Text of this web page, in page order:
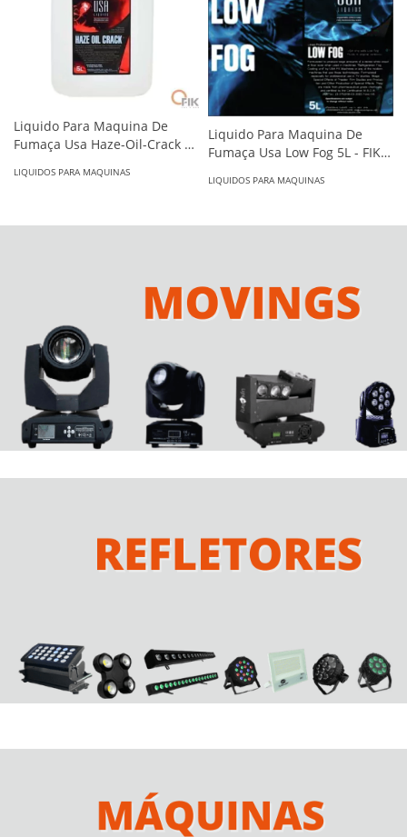
Liquido Para Maquina De
Fumaça Usa Haze-Oil-Crack 5
LIQUIDOS PARA MAQUINAS
Liquido Para Maquina De
Fumaça Usa Low Fog 5L - FIK/I
LIQUIDOS PARA MAQUINAS